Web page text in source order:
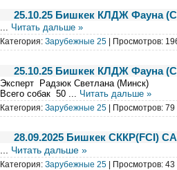
25.10.25 Бишкек КЛДЖ Фауна
Читать дальше »
Категория: Зарубежные 25 | Просмотров:
25.10.25 Бишкек КЛДЖ Фауна
Эксперт Радзюк Светлана (Минск)
Всего собак 50
Читать дальше »
Категория: Зарубежные 25 | Просмотров: 79
28.09.2025 Бишкек СККР(FCI)
Читать дальше »
Категория: Зарубежные 25 | Просмотров: 43